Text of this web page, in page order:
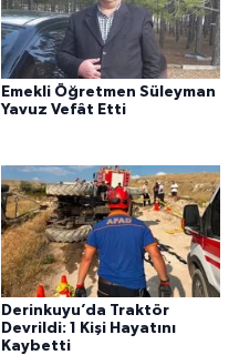
Emekli Öğretmen Süleyman
Yavuz Vefât Etti
Derinkuyu’da Traktör
Devrildi: 1 Kişi Hayatını
Kaybetti